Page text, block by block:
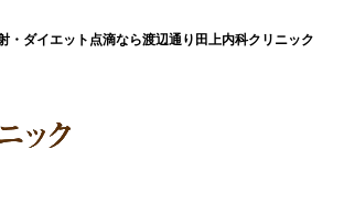
ダイエット点滴なら渡辺通り田上内科クリニック